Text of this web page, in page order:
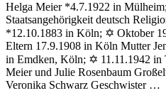
Helga Meier *4.7.1922 in
Staatsangehörigkeit deutsch
*12.10.1883 in Köln; ✡ Oktober
Eltern 17.9.1908 in Köln Mutter
in Emdken, Köln; ✡ 11.11.1942 in
Meier und Julie Rosenbaum
Veronika Schwarz Geschwister …